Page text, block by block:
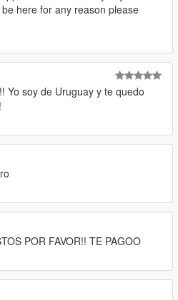
here for any reason please
Yo soy de Uruguay y te quedo
POR FAVOR!! TE PAGOO